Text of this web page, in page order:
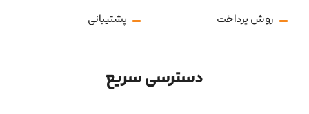
روش پرداخت پشتیبانی
دسترسی سریع